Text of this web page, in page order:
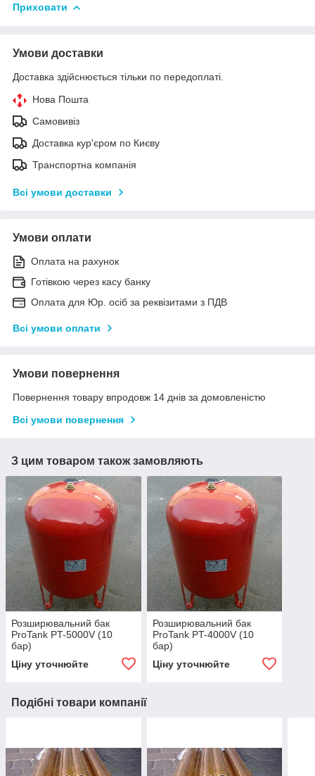
Приховати
Умови доставки
Доставка здійснюється тільки по передоплаті.
Нова Пошта
Самовивіз
Доставка кур'єром по Києву
Транспортна компанія
Всі умови доставки
Умови оплати
Оплата на рахунок
Готівкою через касу банку
Оплата для Юр. осіб за реквізитами з ПДВ
Всі умови оплати
Умови повернення
Повернення товару впродовж 14 днів за домовленістю
Всі умови повернення
З цим товаром також замовляють
Розширювальний бак
ProTank PT-5000V (10
бар)
Ціну уточнюйте
Розширювальний бак
ProTank PT-4000V (10
бар)
Ціну уточнюйте
Подібні товари компанії